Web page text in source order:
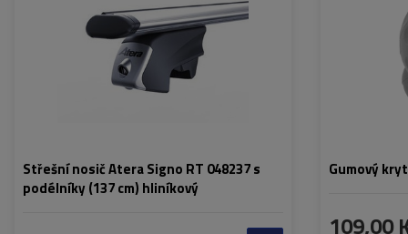
Střešní nosič Atera Signo RT 048237 s
podélníky (137 cm) hliníkový
Gumový
109,00